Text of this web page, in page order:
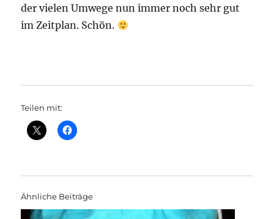
der vielen Umwege nun immer noch sehr gut
im Zeitplan. Schön.
Teilen mit:
Ähnliche Beiträge